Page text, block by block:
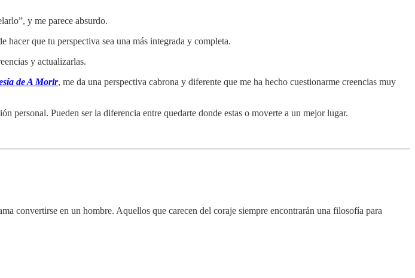
y me parece absurdo.
hacer que tu perspectiva sea una más integrada y completa.
y actualizarlas.
de A Morir, me da una perspectiva cabrona y diferente que me ha hecho cuestionarme creencias muy
personal. Pueden ser la diferencia entre quedarte donde estas o moverte a un mejor lugar.
convertirse en un hombre. Aquellos que carecen del coraje siempre encontrarán una filosofía para